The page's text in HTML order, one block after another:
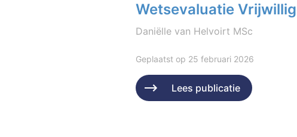
Wetsevaluatie
Daniëlle van Helvoirt MSc
Geplaatst op 25 februari 2026
Lees publicatie